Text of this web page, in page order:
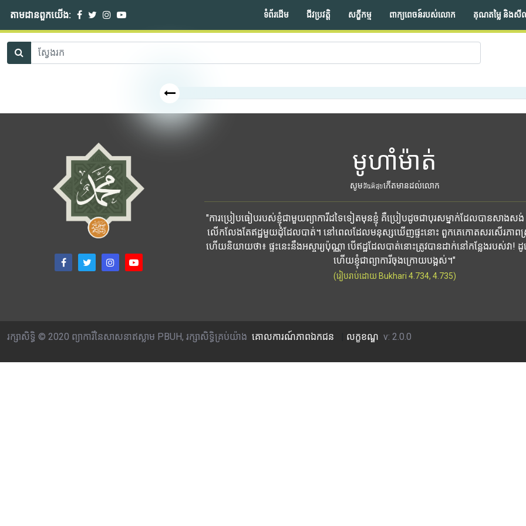
តាមដានពួកយើង: ទំព័រដើម ជីវប្រវត្តិ សក្ខីកម្ម ពាក្យពេចន៍របស់លោក គុណតម្លៃ និងសី
មូហាំម៉ាត់
សូមสันติสุขកើតមានដល់លោក
"ការប្រៀបធៀបរបស់ខ្ញុំជាមួយព្យាការីដទៃទៀតមុនខ្ញុំ គឺប្រៀបដូចជាបុរសម្នាក់ដែលបានសាងស
លើកលែងតែឥដ្ឋមួយដុំដែលបាត់។ នៅពេលដែលមនុស្សឃើញផ្ទះនោះ ពួកគេកោតសរសើរភាព
ហើយនិយាយថា៖ ផ្ទះនេះនឹងអស្ចារ្យប៉ុណ្ណា បើឥដ្ឋដែលបាត់នោះត្រូវបានដាក់នៅកន្លែងរបស់វា! ដូច្ន
ហើយខ្ញុំជាព្យាការីចុងក្រោយបង្អស់។"
(រៀបរាប់ដោយ Bukhari 4.734, 4.735)
រក្សាសិទ្ធិ © 2020 ព្យាការីនៃសាសនាឥស្លាម PBUH, រក្សាសិទ្ធិគ្រប់យ៉ាង គោលការណ៍​ភាព​ឯកជន លក្ខខណ្ឌ v: 2.0.0